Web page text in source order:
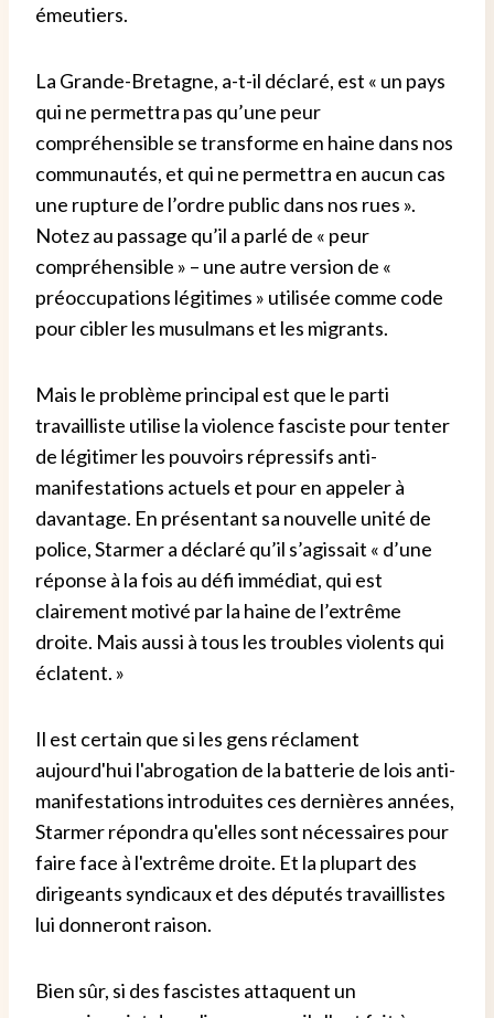
émeutiers.
La Grande-Bretagne, a-t-il déclaré, est « un pays
qui ne permettra pas qu’une peur
compréhensible se transforme en haine dans nos
communautés, et qui ne permettra en aucun cas
une rupture de l’ordre public dans nos rues ».
Notez au passage qu’il a parlé de « peur
compréhensible » – une autre version de «
préoccupations légitimes » utilisée comme code
pour cibler les musulmans et les migrants.
Mais le problème principal est que le parti
travailliste utilise la violence fasciste pour tenter
de légitimer les pouvoirs répressifs anti-
manifestations actuels et pour en appeler à
davantage. En présentant sa nouvelle unité de
police, Starmer a déclaré qu’il s’agissait « d’une
réponse à la fois au défi immédiat, qui est
clairement motivé par la haine de l’extrême
droite. Mais aussi à tous les troubles violents qui
éclatent. »
Il est certain que si les gens réclament
aujourd'hui l'abrogation de la batterie de lois anti-
manifestations introduites ces dernières années,
Starmer répondra qu'elles sont nécessaires pour
faire face à l'extrême droite. Et la plupart des
dirigeants syndicaux et des députés travaillistes
lui donneront raison.
Bien sûr, si des fascistes attaquent un